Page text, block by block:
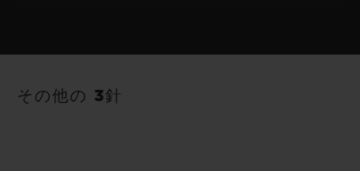
40時間
ストラップ
その他の 3針